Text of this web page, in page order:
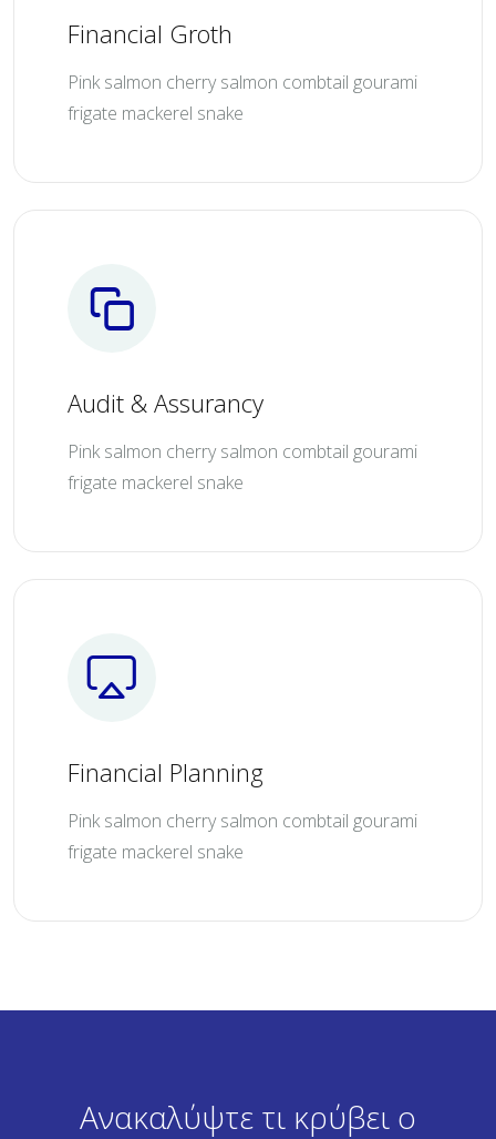
Financial Groth
Pink salmon cherry salmon combtail gourami
frigate mackerel snake
Audit & Assurancy
Pink salmon cherry salmon combtail gourami
frigate mackerel snake
Financial Planning
Pink salmon cherry salmon combtail gourami
frigate mackerel snake
Ανακαλύψτε τι κρύβει ο